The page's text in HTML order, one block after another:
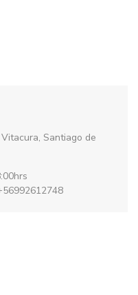
Santiago de